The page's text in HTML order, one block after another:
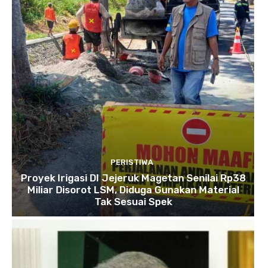
PERISTIWA
Proyek Irigasi DI Jejeruk Magetan Senilai Rp38
Miliar Disorot LSM, Diduga Gunakan Material
Tak Sesuai Spek